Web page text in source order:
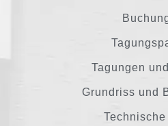
Tagungen
Grundriss und
Technische